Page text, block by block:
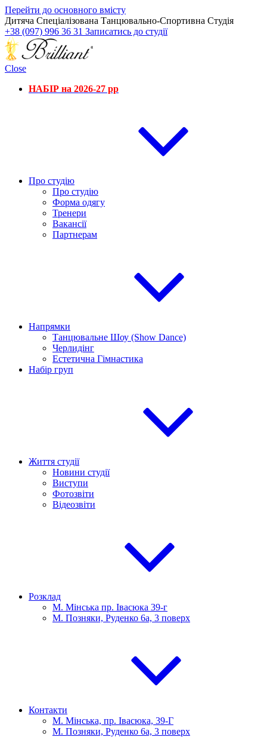
Перейти до основного вмісту
Дитяча Спеціалізована Танцювально-Спортивна Студія
+38 (097) 996 36 31 Записатись до студії
Close
НАБІР на 2026-27 рр
Про студію
Про студію
Форма одягу
Тренери
Вакансії
Партнерам
Напрямки
Танцювальне Шоу (Show Dance)
Черлидінг
Естетична Гімнастика
Набір груп
Життя студії
Новини студії
Виступи
Фотозвіти
Відеозвіти
Розклад
М. Мінська пр. Івасюка 39-г
М. Позняки, Руденко 6а, 3 поверх
Контакти
М. Мінська, пр. Івасюка, 39-Г
М. Позняки, Руденко 6а, 3 поверх